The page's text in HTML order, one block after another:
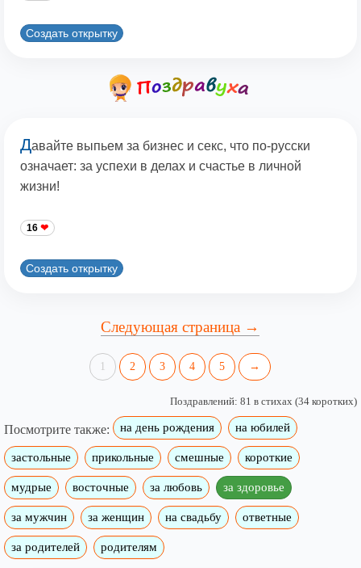
Создать открытку
Давайте выпьем за бизнес и секс, что по-русски
означает: за успехи в делах и счастье в личной
жизни!
16
Создать открытку
Следующая страница →
1 2 3 4 5 →
Поздравлений: 81 в стихах (34 коротких)
Посмотрите также: на день рождения на юбилей
застольные прикольные смешные короткие
мудрые восточные за любовь за здоровье
за мужчин за женщин на свадьбу ответные
за родителей родителям